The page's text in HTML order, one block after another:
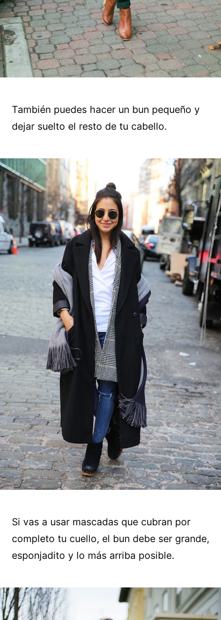
También puedes hacer un bun pequeño y
dejar suelto el resto de tu cabello.
Si vas a usar mascadas que cubran por
completo tu cuello, el bun debe ser grande,
esponjadito y lo más arriba posible.